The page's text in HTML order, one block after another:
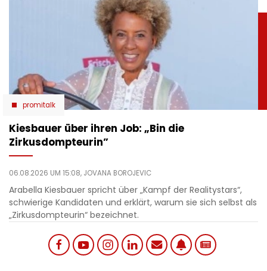
promitalk
Kiesbauer über ihren Job: „Bin die
Zirkusdompteurin”
06.08.2026 UM 15:08, JOVANA BOROJEVIC
Arabella Kiesbauer spricht über „Kampf der Realitystars“,
schwierige Kandidaten und erklärt, warum sie sich selbst als
„Zirkusdompteurin“ bezeichnet.